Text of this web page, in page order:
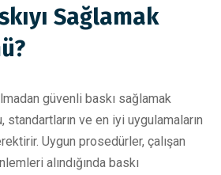
Sağlamak
güvenli baskı sağlamak
standartların ve en iyi uygulamaların
Uygun prosedürler, çalışan
alındığında baskı